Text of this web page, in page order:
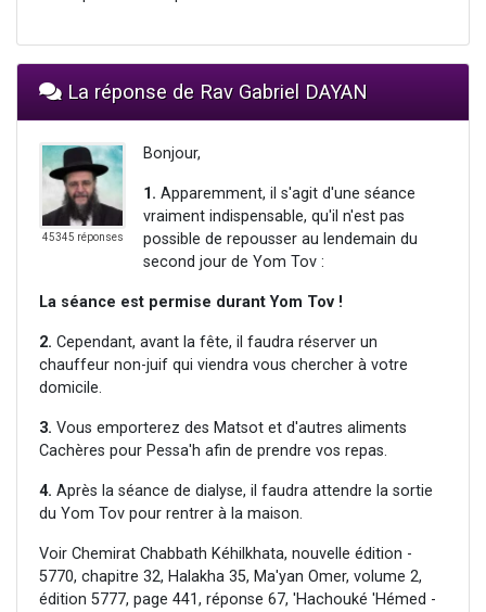
La réponse de Rav Gabriel DAYAN
45345 réponses
Bonjour,
1. Apparemment, il s'agit d'une séance
vraiment indispensable, qu'il n'est pas
possible de repousser au lendemain du
second jour de Yom Tov :
La séance est permise durant Yom Tov !
2. Cependant, avant la fête, il faudra réserver un
chauffeur non-juif qui viendra vous chercher à votre
domicile.
3. Vous emporterez des Matsot et d'autres aliments
Cachères pour Pessa'h afin de prendre vos repas.
4. Après la séance de dialyse, il faudra attendre la sortie
du Yom Tov pour rentrer à la maison.
Voir Chemirat Chabbath Kéhilkhata, nouvelle édition -
5770, chapitre 32, Halakha 35, Ma'yan Omer, volume 2,
édition 5777, page 441, réponse 67, 'Hachouké 'Hémed -